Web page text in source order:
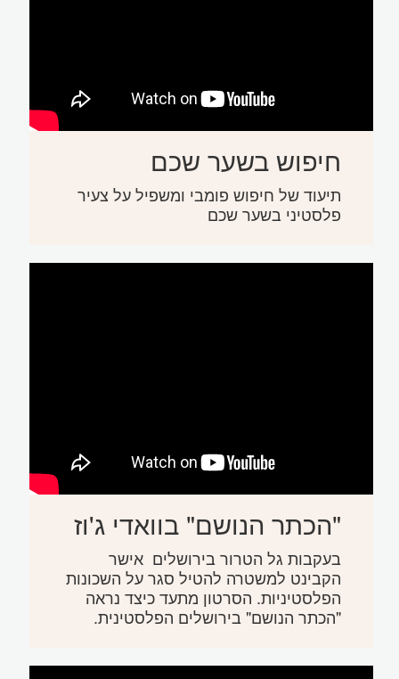
חיפוש בשער שכם
תיעוד של חיפוש פומבי ומשפיל על צעיר
פלסטיני בשער שכם
"הכתר הנושם" בוואדי ג'וז
בעקבות גל הטרור בירושלים אישר
הקבינט למשטרה להטיל סגר על השכונות
הפלסטיניות. הסרטון מתעד כיצד נראה
"הכתר הנושם" בירושלים הפלסטינית.